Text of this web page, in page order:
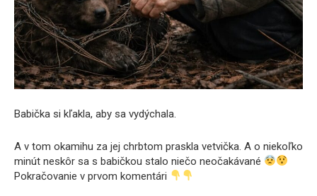
Babička si kľakla, aby sa vydýchala.
A v tom okamihu za jej chrbtom praskla vetvička. A o niekoľko
minút neskôr sa s babičkou stalo niečo neočakávané
Pokračovanie v prvom komentári